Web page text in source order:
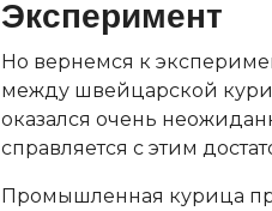
Эксперимент
Но вернемся к
между швейцарской
оказался очень
справляется с этим
Промышленная курица